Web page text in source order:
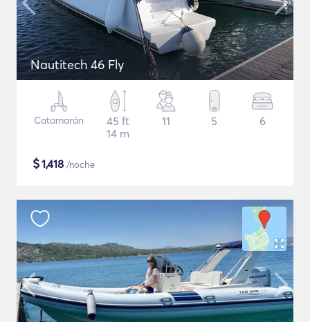
Nautitech 46 Fly
Catamarán
45 ft
14 m
11 5 6
$1,418 /noche